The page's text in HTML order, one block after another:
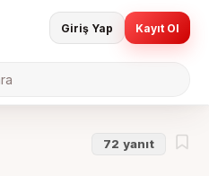
Giriş Yap Kayıt Ol
72 yanıt